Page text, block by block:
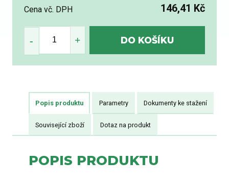
Cena vč. DPH
146,41 Kč
Popis produktu Parametry Dokumenty ke stažení
Související zboží Dotaz na produkt
POPIS PRODUKTU